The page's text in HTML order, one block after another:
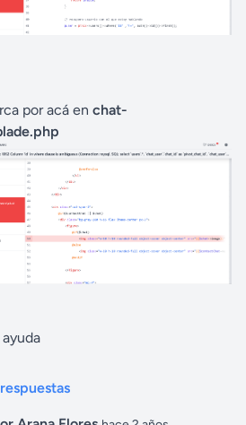
por acá en chat-
respuestas